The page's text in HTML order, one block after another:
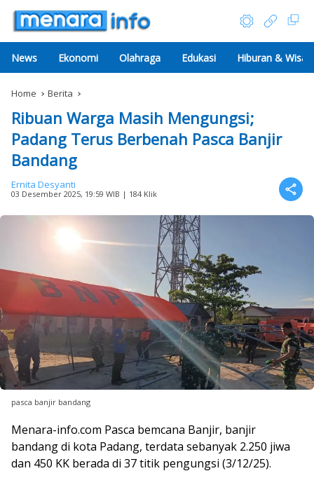
News Ekonomi Olahraga Edukasi Hiburan &
Home Berita
Ribuan Warga Masih Mengungsi;
Padang Terus Berbenah Pasca Banjir
Bandang
Ernita Desyanti
03 Desember 2025, 19:59 WIB | 184 Klik
pasca banjir bandang
Menara-info.com Pasca bemcana Banjir, banjir
bandang di kota Padang, terdata sebanyak 2.250 jiwa
dan 450 KK berada di 37 titik pengungsi (3/12/25).